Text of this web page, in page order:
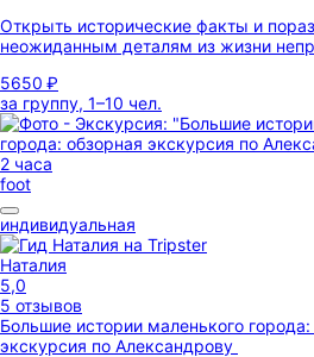
Открыть исторические факты и
неожиданным деталям из жизни
5650 ₽
за группу, 1–10 чел.
2 часа
foot
индивидуальная
Наталия
5,0
5 отзывов
Большие истории маленького города:
экскурсия по Александрову